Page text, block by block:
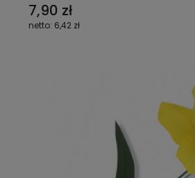
7,90 zł
6,42 zł